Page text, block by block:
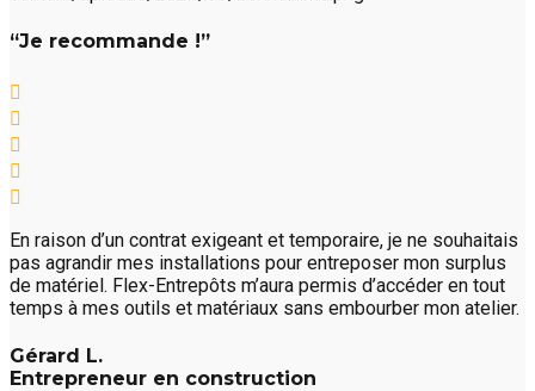
“Je recommande !”
En raison d’un contrat exigeant et temporaire, je ne souhaitais
pas agrandir mes installations pour entreposer mon surplus
de matériel. Flex-Entrepôts m’aura permis d’accéder en tout
temps à mes outils et matériaux sans embourber mon atelier.
Gérard L.
Entrepreneur en construction